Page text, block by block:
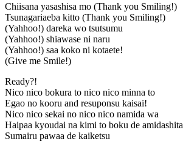
Chiisana yasashisa mo (Thank you Smiling!)
Tsunagariaeba kitto (Thank you Smiling!)
(Yahhoo!) dareka wo tsutsumu
(Yahhoo!) shiawase ni naru
(Yahhoo!) saa koko ni kotaete!
(Give me Smile!)
Ready?!
Nico nico bokura to nico nico minna to
Egao no kooru and resuponsu kaisai!
Nico nico sekai no nico nico namida wa
Haipaa kyoudai na kimi to boku de amidashita
Sumairu pawaa de kaiketsu